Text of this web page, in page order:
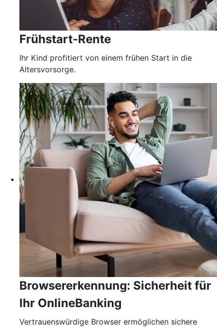
Frühstart-Rente
Ihr Kind profitiert von einem frühen Start in die
Altersvorsorge.
Browsererkennung: Sicherheit für
Ihr OnlineBanking
Vertrauenswürdige Browser ermöglichen sichere